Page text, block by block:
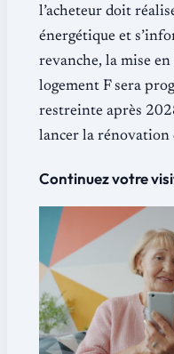
l’acheteur doit
énergétique et
revanche, la mise
logement F sera
restreinte après
lancer la rénovation
Continuez votre